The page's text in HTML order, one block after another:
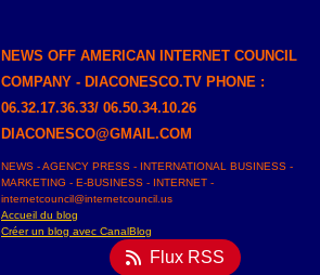
NEWS OFF AMERICAN INTERNET COUNCIL
COMPANY - DIACONESCO.TV PHONE :
06.32.17.36.33/ 06.50.34.10.26
DIACONESCO@GMAIL.COM
NEWS - AGENCY PRESS - INTERNATIONAL BUSINESS -
MARKETING - E-BUSINESS - INTERNET -
internetcouncil@internetcouncil.us
Accueil du blog
Créer un blog avec CanalBlog
Flux RSS